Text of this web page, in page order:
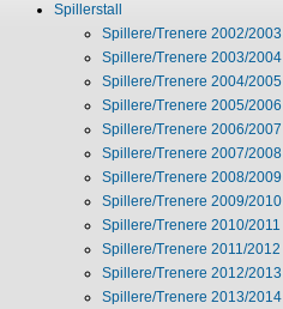
Spillerstall
Spillere/Trenere 2002/2003
Spillere/Trenere 2003/2004
Spillere/Trenere 2004/2005
Spillere/Trenere 2005/2006
Spillere/Trenere 2006/2007
Spillere/Trenere 2007/2008
Spillere/Trenere 2008/2009
Spillere/Trenere 2009/2010
Spillere/Trenere 2010/2011
Spillere/Trenere 2011/2012
Spillere/Trenere 2012/2013
Spillere/Trenere 2013/2014